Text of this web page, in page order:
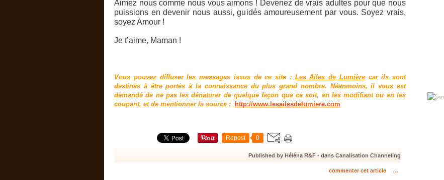
Aimez nous comme nous vous aimons ! Devenez de vrais adultes pour que nous
puissions en devenir nous aussi, guidés amoureusement par vous. Soyez vrais,
soyez Amour !
Je t’aime, Maman !
Vous pouvez diffuser les messages issus de ce site : Les Ailes de Lumièrecar ils sont
destinés à être portés à la connaissance du plus grand nombre. Néanmoins, il vous est
demandé de ne pas les dénaturer de quelque façon que ce soit, en les modifiant ou en les
coupant, et de mentionner la source :
http://www.lesailesdelumiere.com
Repost 0
Published by Héléna R&F - dans Canalisation Channeling
commenter cet article …